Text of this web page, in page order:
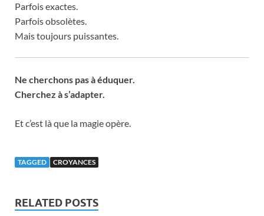
Parfois exactes.
Parfois obsolètes.
Mais toujours puissantes.
Ne cherchons pas à éduquer.
Cherchez à s’adapter.
Et c’est là que la magie opère.
TAGGED CROYANCES
RELATED POSTS